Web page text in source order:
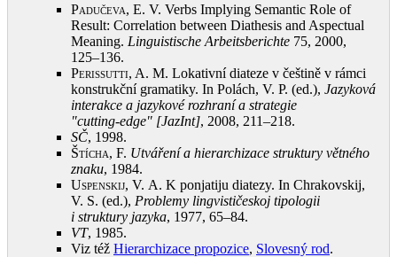
Padučeva, E. V. Verbs Implying Semantic Role of
Result: Correlation between Diathesis and Aspectual
Meaning. Linguistische Arbeitsberichte 75, 2000,
125–136.
Perissutti, A. M. Lokativní diateze v češtině v rámci
konstrukční gramatiky. In Polách, V. P. (ed.), Jazyková
interakce a jazykové rozhraní a strategie
"cutting‑edge" [JazInt], 2008, 211–218.
SČ, 1998.
Štícha, F. Utváření a hierarchizace struktury větného
znaku, 1984.
Uspenskij, V. A. K ponjatiju diatezy. In Chrakovskij,
V. S. (ed.), Problemy lingvističeskoj tipologii
i struktury jazyka, 1977, 65–84.
VT, 1985.
Viz též Hierarchizace propozice, Slovesný rod.